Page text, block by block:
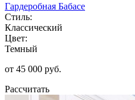
Гардеробная Бабасе
Стиль:
Классический
Цвет:
Темный
от 45 000 руб.
Рассчитать